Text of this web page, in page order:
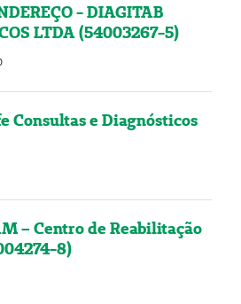
- DIAGITAB
LTDA (54003267-5)
Consultas e Diagnósticos
– Centro de Reabilitação
8)